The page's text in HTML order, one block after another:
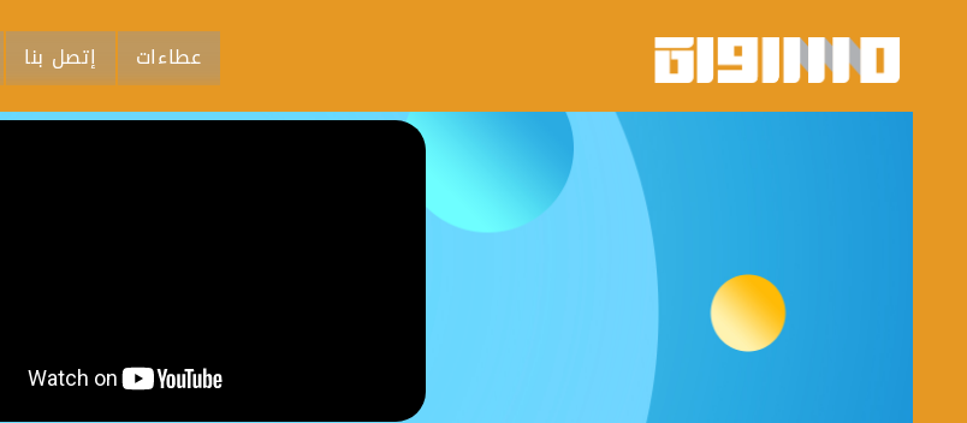
عطاءات إتصل بنا